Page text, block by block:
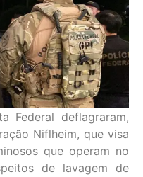
Federal deflagraram,
Niflheim, que visa
que operam no
de lavagem de